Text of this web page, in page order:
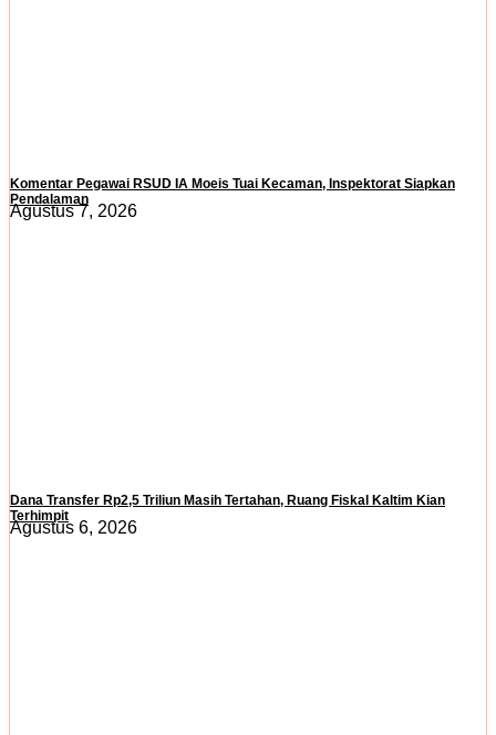
Komentar Pegawai RSUD IA Moeis Tuai Kecaman, Inspektorat Siapkan
Pendalaman
Agustus 7, 2026
Dana Transfer Rp2,5 Triliun Masih Tertahan, Ruang Fiskal Kaltim Kian
Terhimpit
Agustus 6, 2026